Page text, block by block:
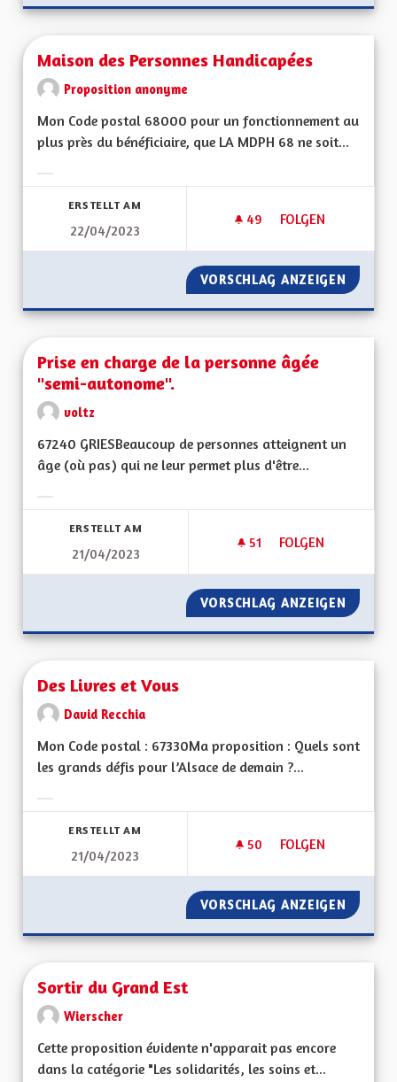
Maison des Personnes Handicapées
Proposition anonyme
Mon Code postal 68000 pour un fonctionnement au
plus près du bénéficiaire, que LA MDPH 68 ne soit...
ERSTELLT AM
22/04/2023
49 49 FOLLOWER
FOLGEN
MAISON DES
VORSCHLAG ANZEIGEN
Prise en charge de la personne âgée
"semi-autonome".
voltz
67240 GRIESBeaucoup de personnes atteignent un
âge (où pas) qui ne leur permet plus d'être...
ERSTELLT AM
21/04/2023
51 51 FOLLOWER
FOLGEN
VORSCHLAG ANZEIGEN PRISE
Des Livres et Vous
David Recchia
Mon Code postal : 67330Ma proposition : Quels sont
les grands défis pour l’Alsace de demain ?...
ERSTELLT AM
21/04/2023
50 50 FOLLOWER
FOLGEN
DES LIVRES ET
VORSCHLAG ANZEIGEN DES
Sortir du Grand Est
Wierscher
Cette proposition évidente n'apparait pas encore
dans la catégorie "Les solidarités, les soins et...